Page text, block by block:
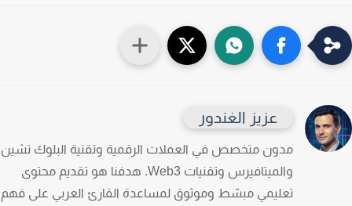
عزيز الغندور
مدون متخصص في العملات الرقمية وتقنية البلوك تشين
والميتافيرس وتقنيات Web3. هدفنا هو تقديم محتوى
تعليمي مبسّط وموثوق لمساعدة القارئ العربي على فهم